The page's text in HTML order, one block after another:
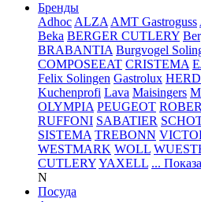
Бренды
Adhoc ALZA AMT Gastroguss
Beka BERGER CUTLERY
BRABANTIA Burgvogel
COMPOSEEAT CRISTEMA
Felix Solingen Gastrolux
Kuchenprofi Lava Maisingers
OLYMPIA PEUGEOT
RUFFONI SABATIER
SISTEMA TREBONN
WESTMARK WOLL
CUTLERYYAXELL ...
N
Посуда